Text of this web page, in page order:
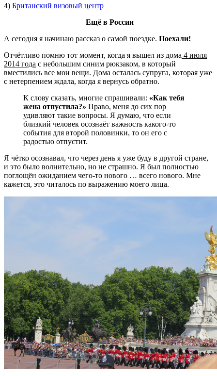
4) Британский визовый центр
Ещё в России
А сегодня я начинаю рассказ о самой поездке. Поехали!
Отчётливо помню тот момент, когда я вышел из дома 4 июля
2014 года с небольшим синим рюкзаком, в который
вместились все мои вещи. Дома осталась супруга, которая уже
с нетерпением ждала, когда я вернусь обратно.
К слову сказать, многие спрашивали: «Как тебя
жена отпустила?» Право, меня до сих пор
удивляют такие вопросы. Я думаю, что если
близкий человек осознаёт важность какого-то
события для второй половинки, то он его с
радостью отпустит.
Я чётко осознавал, что через день я уже буду в другой стране,
и это было волнительно, но не страшно. Я был полностью
поглощён ожиданием чего-то нового … всего нового. Мне
кажется, это читалось по выражению моего лица.